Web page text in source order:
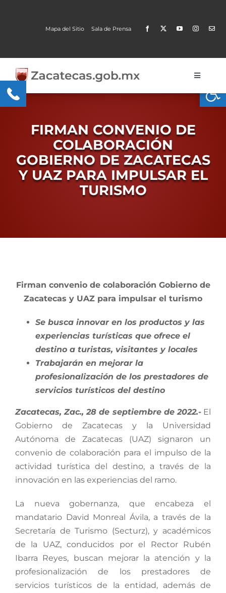
Mapa del Sitio Sala de Prensa
Toggle
Trámites y Servicios
Transparencia
MOBI
Conoce Zacatecas
FIRMAN CONVENIO DE
COLABORACIÓN
GOBIERNO DE ZACATECAS
Y UAZ PARA IMPULSAR EL
TURISMO
Larger
Image
Firman convenio de colaboración Gobierno de
Zacatecas y UAZ para impulsar el turismo
Se busca innovar en los productos y las
experiencias turísticas que ofrece el
destino a turistas, visitantes y locales
Trabajarán en mejorar la
profesionalización de los prestadores de
servicios turísticos del destino
Zacatecas, Zac., 28 de septiembre de 2022.-El
Gobierno de Zacatecas y la Universidad
Autónoma de Zacatecas (UAZ) signaron un
convenio de colaboración para el impulso de la
actividad turística del destino, a través de la
innovación en las experiencias del ramo.
La nueva gobernanza, que encabeza el
mandatario David Monreal Ávila, a través de la
Secretaría de Turismo (Secturz), y académicos
de la UAZ, conducidos por el Rector Rubén
Ibarra Reyes, buscan mejorar la atención y la
profesionalización de los prestadores de
servicios turísticos de la entidad, además de